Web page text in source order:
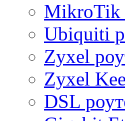
MikroTik
Ubiquiti
Zyxel
Zyxel
DSL